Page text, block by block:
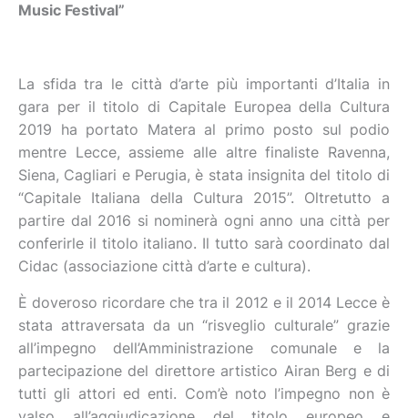
Music Festival”
La sfida tra le città d’arte più importanti d’Italia in
gara per il titolo di Capitale Europea della Cultura
2019 ha portato Matera al primo posto sul podio
mentre Lecce, assieme alle altre finaliste Ravenna,
Siena, Cagliari e Perugia, è stata insignita del titolo di
“Capitale Italiana della Cultura 2015”. Oltretutto a
partire dal 2016 si nominerà ogni anno una città per
conferirle il titolo italiano. Il tutto sarà coordinato dal
Cidac (associazione città d’arte e cultura).
È doveroso ricordare che tra il 2012 e il 2014 Lecce è
stata attraversata da un “risveglio culturale” grazie
all’impegno dell’Amministrazione comunale e la
partecipazione del direttore artistico Airan Berg e di
tutti gli attori ed enti. Com’è noto l’impegno non è